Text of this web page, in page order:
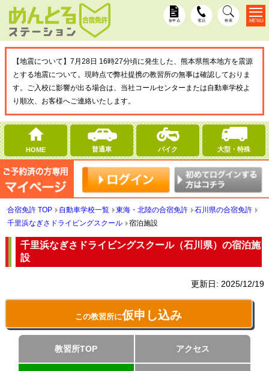
仮申込 電話 検索
【地震について】7月28日 16時27分頃に発生した、熊本県熊本地方を震源
とする地震について。現時点で弊社提携の教習所の無事は確認しておりま
す。ご入校に影響が出る場合は、当社コールセンターまたは自動車学校よ
り順次、お客様へご連絡いたします。
HOME 普通車 バイク 大型・特殊
MENU
合宿免許 TOP 自動車学校一覧 東海・北陸の合宿免許
石川県の合宿免許
千里浜なぎさドライビングスクール
宿泊施設
千里浜なぎさドライビングスクール（石川県）の宿泊施
設
更新日: 2025/12/19
この教習所に仮申し込み
教習所TOP アクセス